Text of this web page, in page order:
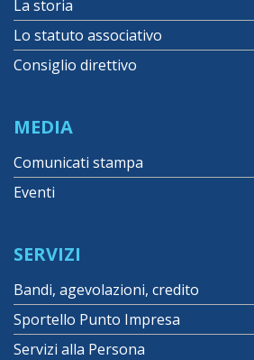
La storia
Lo statuto associativo
Consiglio direttivo
MEDIA
Comunicati stampa
Eventi
SERVIZI
Bandi, agevolazioni, credito
Sportello Punto Impresa
Servizi alla Persona